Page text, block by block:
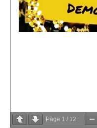
Page 1 / 12